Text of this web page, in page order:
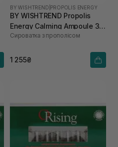
BY WISHTREND PROPOLIS ENERGY
BY WISHTREND Propolis
Energy Calming Ampoule 30
мл
Сироватка з прополісом
1 255₴